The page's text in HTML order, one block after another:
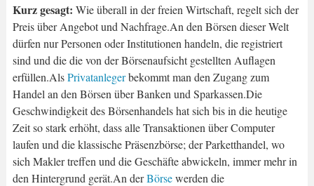
Kurz gesagt: Wie überall in der freien Wirtschaft, regelt sich der
Preis über Angebot und Nachfrage.An den Börsen dieser Welt
dürfen nur Personen oder Institutionen handeln, die registriert
sind und die die von der Börsenaufsicht gestellten Auflagen
erfüllen.AlsPrivatanlegerbekommt man den Zugang zum
Handel an den Börsen über Banken und Sparkassen.Die
Geschwindigkeit des Börsenhandels hat sich bis in die heutige
Zeit so stark erhöht, dass alle Transaktionen über Computer
laufen und die klassische Präsenzbörse; der Parketthandel, wo
sich Makler treffen und die Geschäfte abwickeln, immer mehr in
den Hintergrund gerät.An derBörsewerden die